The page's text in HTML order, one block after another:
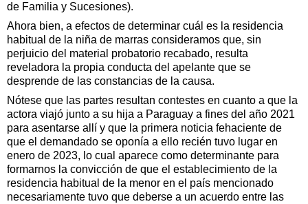
de Familia y Sucesiones).
Ahora bien, a efectos de determinar cuál es la residencia
habitual de la niña de marras consideramos que, sin
perjuicio del material probatorio recabado, resulta
reveladora la propia conducta del apelante que se
desprende de las constancias de la causa.
Nótese que las partes resultan contestes en cuanto a que la
actora viajó junto a su hija a Paraguay a fines del año 2021
para asentarse allí y que la primera noticia fehaciente de
que el demandado se oponía a ello recién tuvo lugar en
enero de 2023, lo cual aparece como determinante para
formarnos la convicción de que el establecimiento de la
residencia habitual de la menor en el país mencionado
necesariamente tuvo que deberse a un acuerdo entre las